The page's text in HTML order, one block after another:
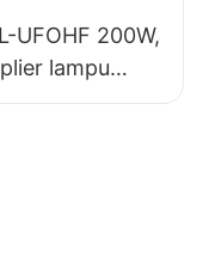
UFOHF 200W,
lampu
tinggi led